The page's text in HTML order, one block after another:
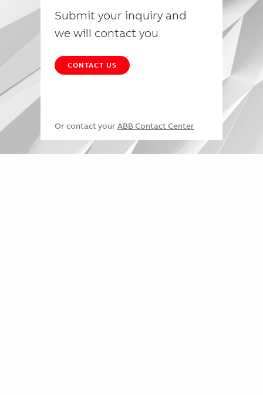
Submit your inquiry and
we will contact you
CONTACT US
Or contact your ABB Contact Center